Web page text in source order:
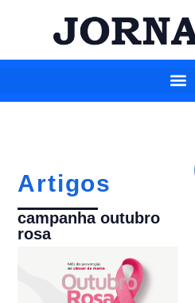
Artigos
campanha outubro
rosa